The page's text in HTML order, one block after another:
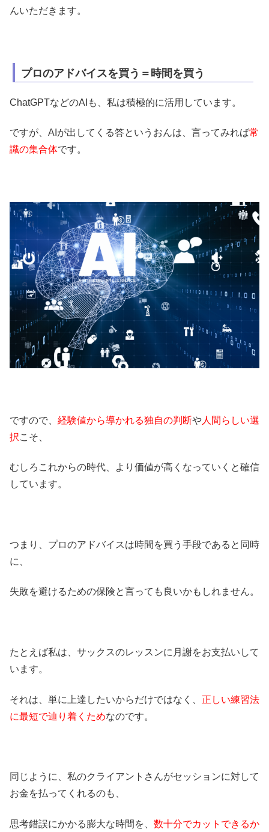
んいただきます。
プロのアドバイスを買う＝時間を買う
ChatGPTなどのAIも、私は積極的に活用しています。
ですが、AIが出してくる答というおんは、言ってみれば常
識の集合体です。
ですので、 経験値から導かれる独自の判断や人間らしい選
択こそ、
むしろこれからの時代、より価値が高くなっていくと確信
しています。
つまり、プロのアドバイスは時間を買う手段であると同時
に、
失敗を避けるための保険と言っても良いかもしれません。
たとえば私は、サックスのレッスンに月謝をお支払いして
います。
それは、単に上達したいからだけではなく、 正しい練習法
に最短で辿り着くためなのです。
同じように、私のクライアントさんがセッションに対して
お金を払ってくれるのも、
思考錯誤にかかる膨大な時間を、 数十分でカットできるか